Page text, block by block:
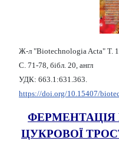
Ж-л "Biotechnologia Acta" Т.
С. 71-78, бібл. 20, англ
УДК: 663.1:631.363.
https://doi.org/10.15407/
ФЕРМЕНТАЦІЯ
ЦУКРОВОЇ